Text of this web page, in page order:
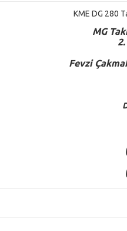
KME DG 280
MG
Fevzi